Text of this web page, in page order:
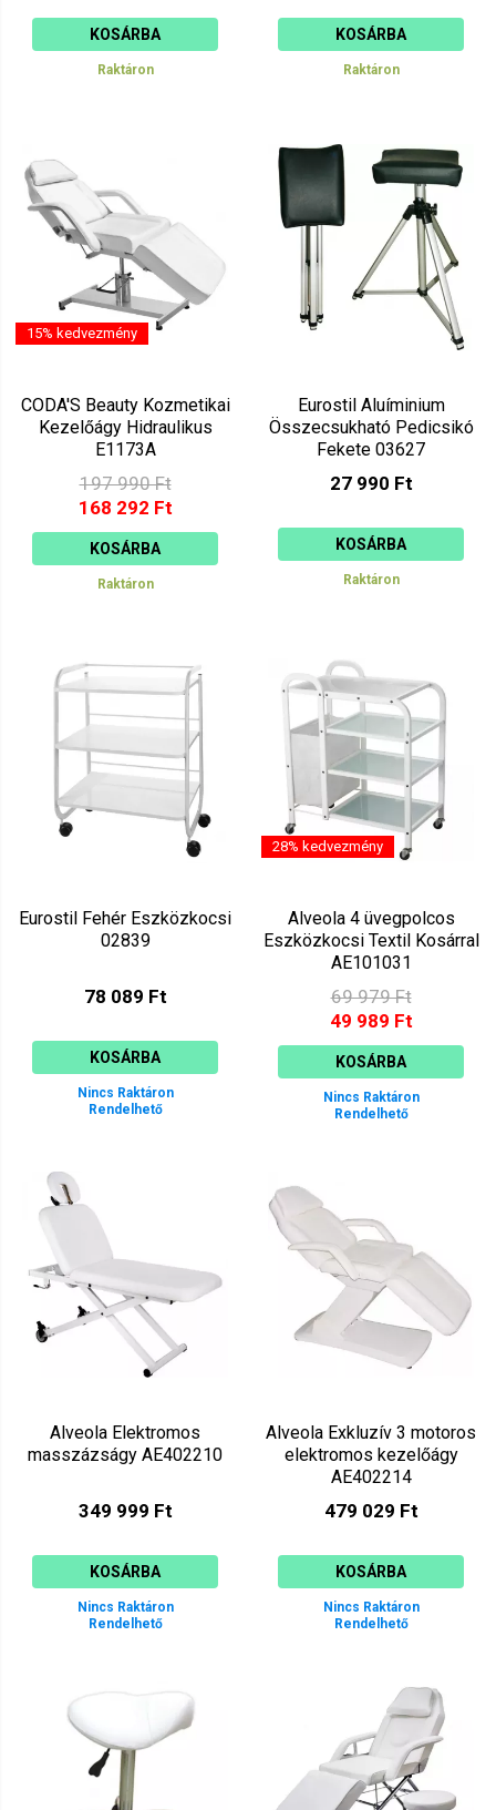
KOSÁRBA
Raktáron
KOSÁRBA
Raktáron
15% kedvezmény
CODA'S Beauty Kozmetikai
Kezelőágy Hidraulikus
E1173A
197 990 Ft
168 292 Ft
KOSÁRBA
Raktáron
Eurostil Aluíminium
Összecsukható Pedicsikó
Fekete 03627
27 990 Ft
KOSÁRBA
Raktáron
Eurostil Fehér Eszközkocsi
02839
78 089 Ft
KOSÁRBA
Nincs Raktáron
Rendelhető
28% kedvezmény
Alveola 4 üvegpolcos
Eszközkocsi Textil Kosárral
AE101031
69 979 Ft
49 989 Ft
KOSÁRBA
Nincs Raktáron
Rendelhető
Alveola Elektromos
masszázságy AE402210
349 999 Ft
KOSÁRBA
Nincs Raktáron
Rendelhető
Alveola Exkluzív 3 motoros
elektromos kezelőágy
AE402214
479 029 Ft
KOSÁRBA
Nincs Raktáron
Rendelhető